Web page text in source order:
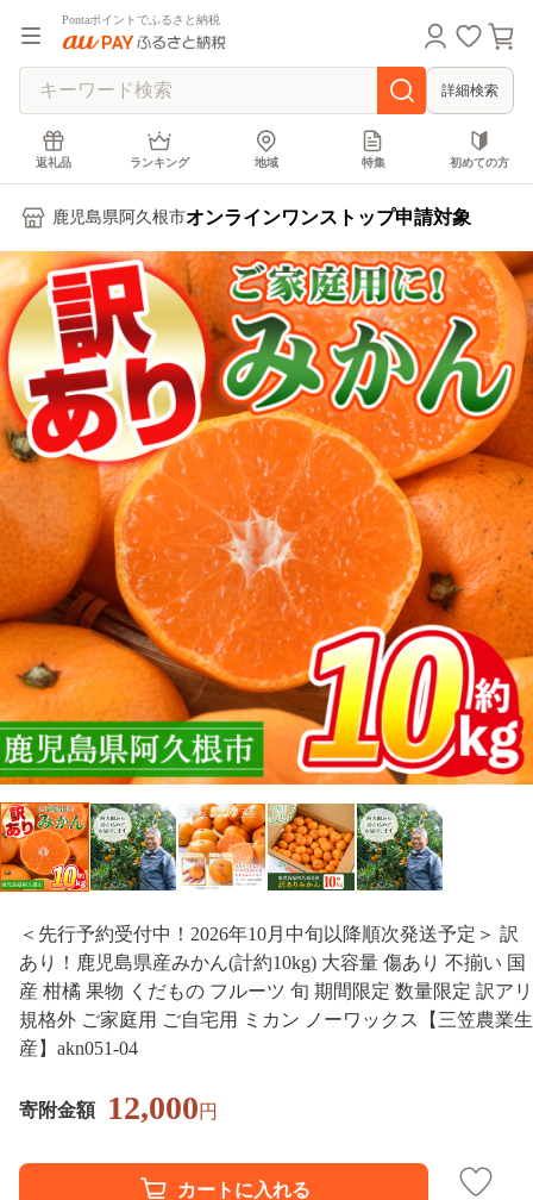
Pontaポイントでふるさと納税
詳細検索
返礼品 ランキング 地域 特集 初めての方
鹿児島県阿久根市オンラインワンストップ申請対象
＜先行予約受付中！2026年10月中旬以降順次発送予定＞ 訳
あり！鹿児島県産みかん(計約10kg) 大容量 傷あり 不揃い 国
産 柑橘 果物 くだもの フルーツ 旬 期間限定 数量限定 訳アリ
規格外 ご家庭用 ご自宅用 ミカン ノーワックス【三笠農業生
産】akn051-04
寄附金額 12,000円